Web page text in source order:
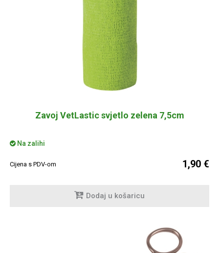
Zavoj VetLastic svjetlo zelena 7,5cm
Na zalihi
Cijena s PDV-om 1,90 €
Dodaj u košaricu